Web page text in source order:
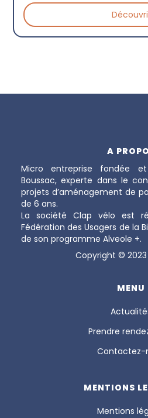
A
Micro entreprise fondée
Boussac, experte dans le
projets d’aménagement de
de 6 ans.
La société Clap vélo est
Fédération des Usagers de la
de son programme Alveole +.
Copyright ©
MENU
Prendre
Contactez-
MENTIONS
Mentions